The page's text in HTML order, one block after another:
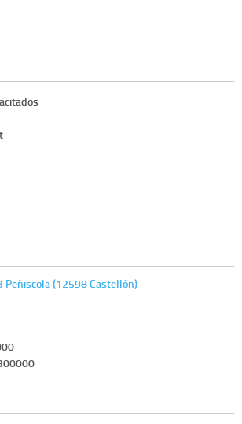
Peñiscola (12598 Castellón)